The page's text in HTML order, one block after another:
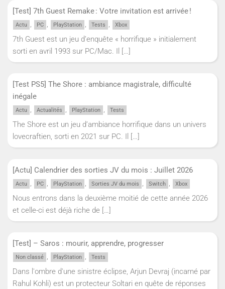
[Test] 7th Guest Remake : Votre invitation est arrivée !
Actu PC PlayStation Tests Xbox
7th Guest est un jeu d’enquête « horrifique » initialement
sorti en avril 1993 sur PC/Mac. Il […]
[Test PS5] The Shore : ambiance magistrale, difficulté
inégale
Actu , Actualités , PlayStation , Tests
The Shore est un jeu d’ambiance horrifique dans un univers
lovecraftien, sorti en 2021 sur PC. Il […]
[Actu] Calendrier des sorties JV du mois : Juillet 2026
Actu PC PlayStation Sorties JV du mois Switch Xbox
Nous entrons dans la deuxième moitié de cette année 2026
et celle-ci est déjà riche de […]
[Test] – Saros : mourir, apprendre, progresser
Non classé , PlayStation , Tests
Dans l'ombre d'une sinistre éclipse, Arjun Devraj (incarné par
Rahul Kohli) est un protecteur Soltari en quête de réponses